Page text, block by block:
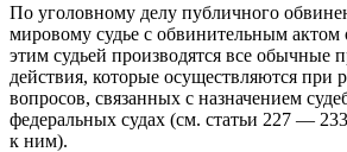
По уголовному делу публичного
мировому судье с обвинительным актом
этим судьей производятся все обычные
действия, которые осуществляются при
вопросов, связанных с назначением
федеральных судах (см. статьи 227 —
к ним).